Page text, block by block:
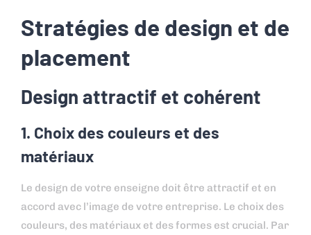
Stratégies de design et de
placement
Design attractif et cohérent
1. Choix des couleurs et des
matériaux
Le design de votre enseigne doit être attractif et en
accord avec l’image de votre entreprise. Le choix des
couleurs, des matériaux et des formes est crucial. Par